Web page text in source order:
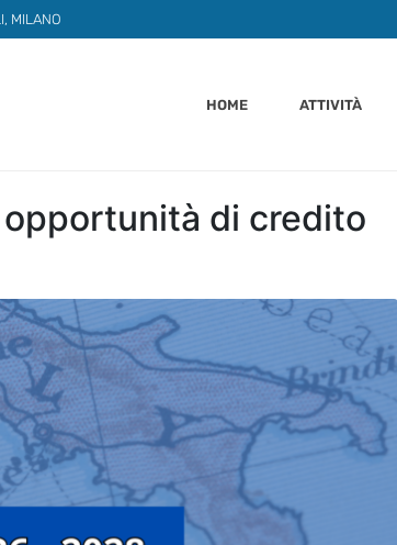
MILANO
HOME ATTIVITÀ
di credito